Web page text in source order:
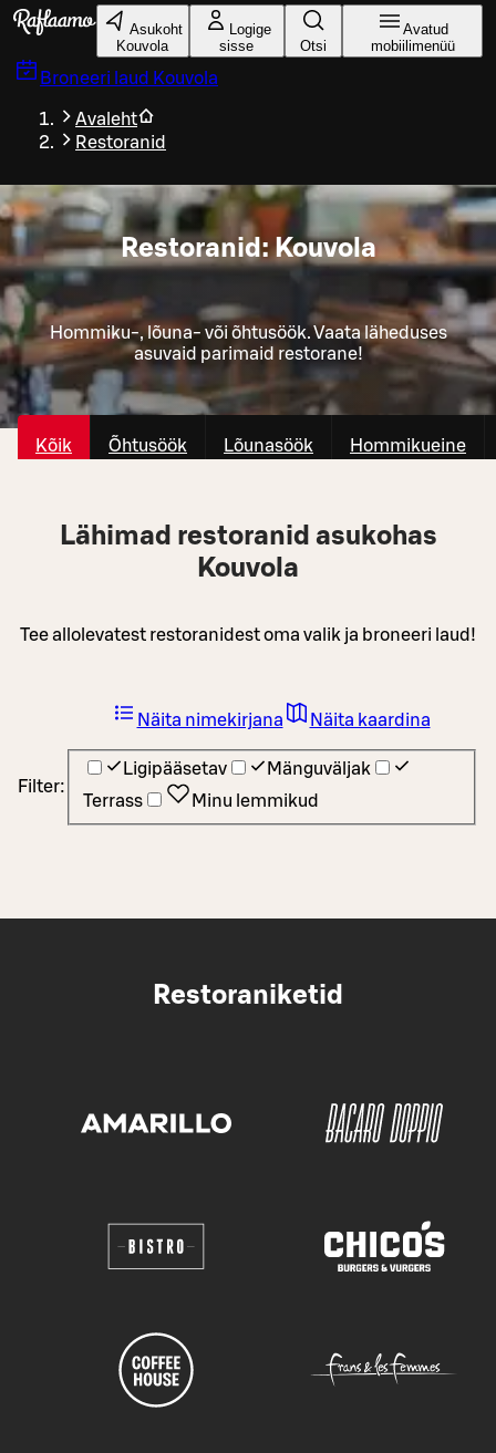
Liigu peamise sisu juurde
Asukoht
Kouvola
Logige
sisse
Otsi
Avatud
mobiilimenüü
Broneeri laud Kouvola
Avaleht
Restoranid
Restoranid: Kouvola
Hommiku-, lõuna- või õhtusöök. Vaata läheduses
asuvaid parimaid restorane!
Kõik Õhtusöök Lõunasöök Hommikueine
Lähimad restoranid asukohas
Kouvola
Tee allolevatest restoranidest oma valik ja broneeri laud!
Filter:
Ligipääsetav
Mänguväljak
Terrass
Minu lemmikud
Näita nimekirjana Näita kaardina
Restoraniketid